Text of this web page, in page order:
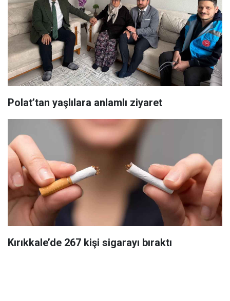
Polat’tan yaşlılara anlamlı ziyaret
Kırıkkale’de 267 kişi sigarayı bıraktı